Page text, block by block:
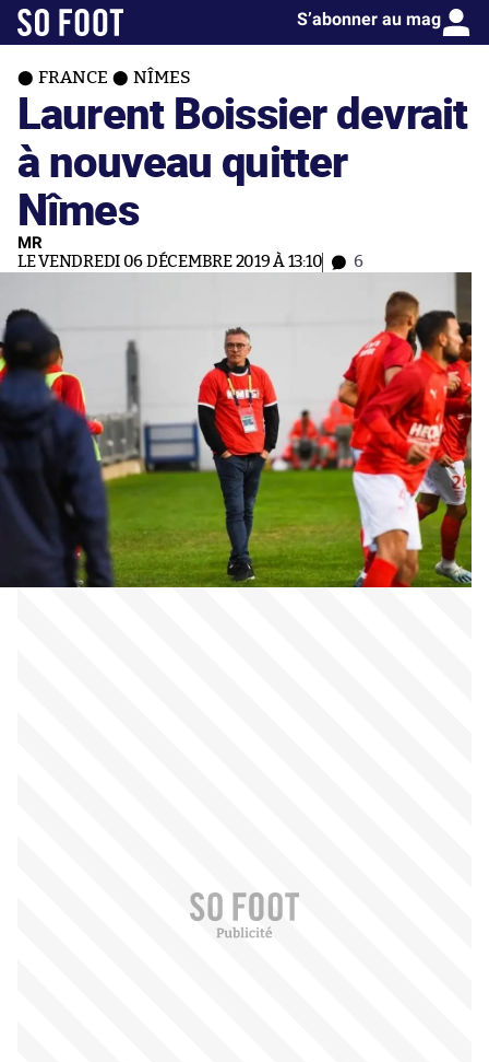
S’abonner au mag
FRANCE NÎMES
Laurent Boissier devrait
à nouveau quitter
Nîmes
MR
LE VENDREDI 06 DÉCEMBRE 2019 À 13:10 6